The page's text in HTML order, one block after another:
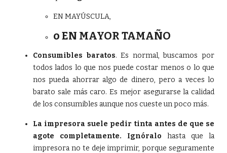
EN MAYÚSCULA,
o EN MAYOR TAMAÑO
Consumibles baratos. Es normal, buscamos por
todos lados lo que nos puede costar menos o lo que
nos pueda ahorrar algo de dinero, pero a veces lo
barato sale más caro. Es mejor asegurarse la calidad
de los consumibles aunque nos cueste un poco más.
La impresora suele pedir tinta antes de que se
agote completamente. Ignóralo hasta que la
impresora no te deje imprimir, porque seguramente